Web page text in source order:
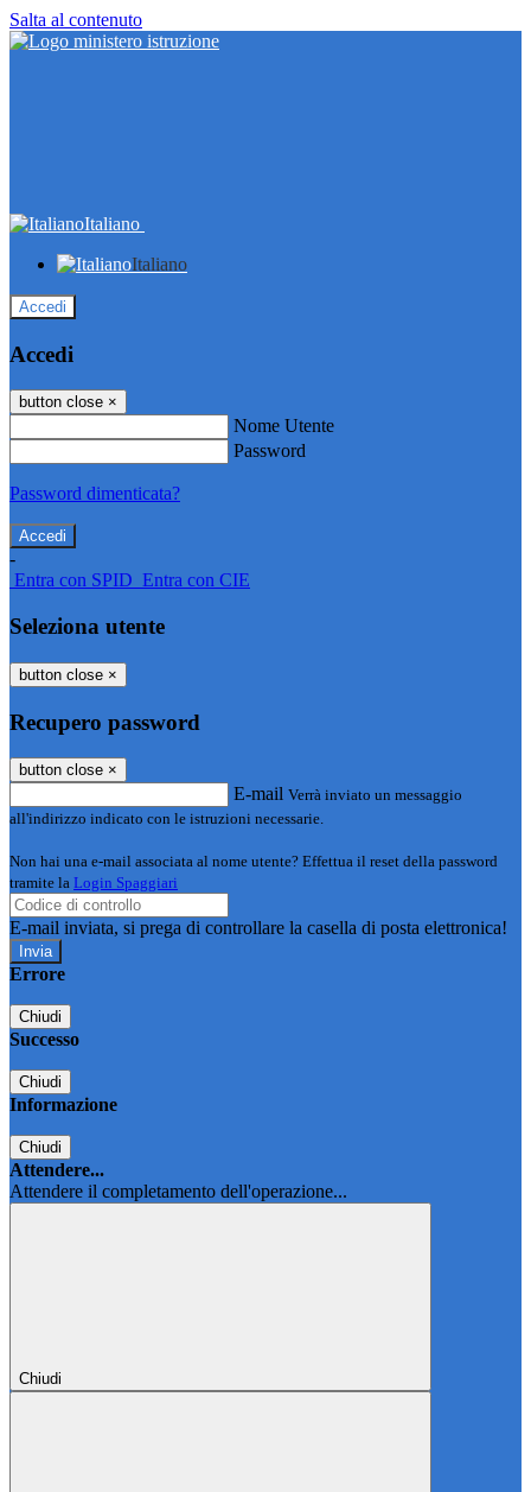
Salta al contenuto
Italiano
Italiano
Accedi
Accedi
button close ×
Nome Utente
Password
Password dimenticata?
-
Entra con SPID Entra con CIE
Seleziona utente
button close ×
Recupero password
button close ×
E-mail Verrà inviato un messaggio
all'indirizzo indicato con le istruzioni necessarie.
Non hai una e-mail associata al nome utente? Effettua il reset della password
tramite la Login Spaggiari
E-mail inviata, si prega di controllare la casella di posta elettronica!
Errore
Chiudi
Successo
Chiudi
Informazione
Chiudi
Attendere...
Attendere il completamento dell'operazione...
Chiudi